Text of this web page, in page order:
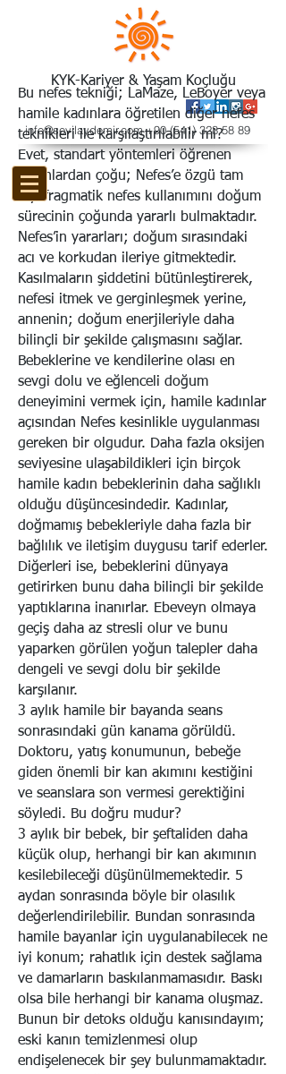
KYK-Kariyer & Yaşam Koçluğu
info@sevilaydemir.com+90 (541) 32858 89
Bu nefes tekniği; LaMaze, LeBoyer veya
hamile kadınlara öğretilen diğer nefes
teknikleri ile karşılaştırılabilir mi?
Evet, standart yöntemleri öğrenen
kadınlardan çoğu; Nefes’e özgü tam
diyafragmatik nefes kullanımını doğum
sürecinin çoğunda yararlı bulmaktadır.
Nefes’in yararları; doğum sırasındaki
acı ve korkudan ileriye gitmektedir.
Kasılmaların şiddetini bütünleştirerek,
nefesi itmek ve gerginleşmek yerine,
annenin; doğum enerjileriyle daha
bilinçli bir şekilde çalışmasını sağlar.
Bebeklerine ve kendilerine olası en
sevgi dolu ve eğlenceli doğum
deneyimini vermek için, hamile kadınlar
açısından Nefes kesinlikle uygulanması
gereken bir olgudur. Daha fazla oksijen
seviyesine ulaşabildikleri için birçok
hamile kadın bebeklerinin daha sağlıklı
olduğu düşüncesindedir. Kadınlar,
doğmamış bebekleriyle daha fazla bir
bağlılık ve iletişim duygusu tarif ederler.
Diğerleri ise, bebeklerini dünyaya
getirirken bunu daha bilinçli bir şekilde
yaptıklarına inanırlar. Ebeveyn olmaya
geçiş daha az stresli olur ve bunu
yaparken görülen yoğun talepler daha
dengeli ve sevgi dolu bir şekilde
karşılanır.
3 aylık hamile bir bayanda seans
sonrasındaki gün kanama görüldü.
Doktoru, yatış konumunun, bebeğe
giden önemli bir kan akımını kestiğini
ve seanslara son vermesi gerektiğini
söyledi. Bu doğru mudur?
3 aylık bir bebek, bir şeftaliden daha
küçük olup, herhangi bir kan akımının
kesilebileceği düşünülmemektedir. 5
aydan sonrasında böyle bir olasılık
değerlendirilebilir. Bundan sonrasında
hamile bayanlar için uygulanabilecek ne
iyi konum; rahatlık için destek sağlama
ve damarların baskılanmamasıdır. Baskı
olsa bile herhangi bir kanama oluşmaz.
Bunun bir detoks olduğu kanısındayım;
eski kanın temizlenmesi olup
endişelenecek bir şey bulunmamaktadır.